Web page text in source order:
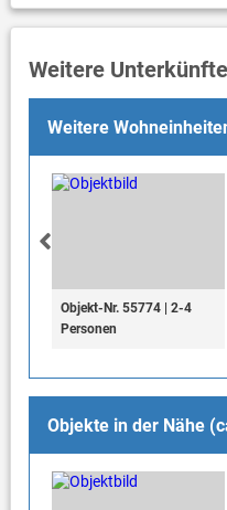
Weitere Unterkünfte
Weitere
Objekt-Nr. 55774 | 2-4
Personen
Objekte in der Nähe